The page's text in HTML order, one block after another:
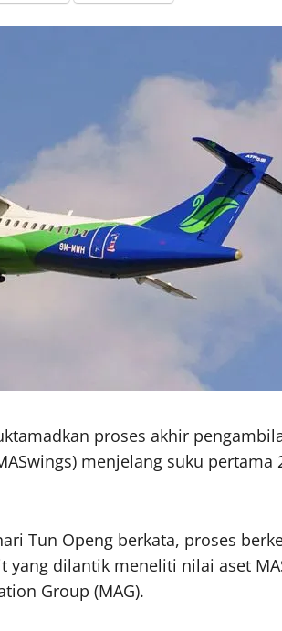
proses akhir
menjelang suku pertama
Tun Openg berkata, proses
dilantik meneliti nilai aset
Group (MAG).